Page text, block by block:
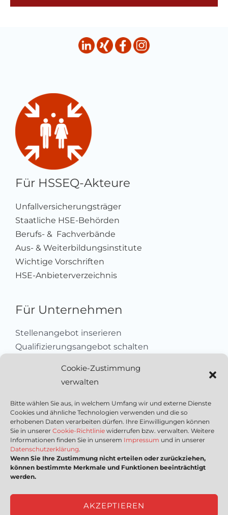
Cookie-Zustimmung
verwalten
Bitte wählen Sie aus, in welchem Umfang wir und externe Dienste
Cookies und ähnliche Technologien verwenden und die so
erhobenen Daten verarbeiten dürfen. Ihre Einwilligungen können
Sie in unserer Cookie-Richtlinie widerrufen bzw. verwalten. Weitere
Informationen finden Sie in unserem Impressum und in unserer
Datenschutzerklärung.
Wenn Sie Ihre Zustimmung nicht erteilen oder zurückziehen,
können bestimmte Merkmale und Funktionen beeinträchtigt
werden.
AKZEPTIEREN
Für HSSEQ-Akteure
Unfallversicherungsträger
Staatliche HSE-Behörden
Berufs- & Fachverbände
Aus- & Weiterbildungsinstitute
Wichtige Vorschriften
HSE-Anbieterverzeichnis
Für Unternehmen
Stellenangebot inserieren
Qualifizierungsangebot schalten
Wichtige Links
Mediadaten
Impressum
Cookie-Richtlinie (EU)